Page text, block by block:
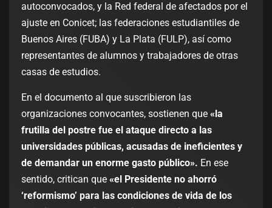
autoconvocados, y la Red federal de afectados por el
ajuste en Conicet; las federaciones estudiantiles de
Buenos Aires (FUBA) y La Plata (FULP), así como
representantes de alumnos y trabajadores de otras
casas de estudios.
En el documento al que suscribieron las
organizaciones convocantes, sostienen que «la
frutilla del postre fue el ataque directo a las
universidades públicas, acusadas de ineficientes y
de demandar un enorme gasto público». En ese
sentido, critican que «el Presidente no ahorró
‘reformismo’ para las condiciones de vida de los